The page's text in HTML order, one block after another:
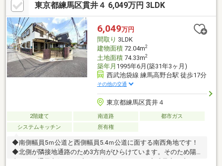
東京都練馬区貫井４ 6,049万円 3LDK
6,049万円
間取り 3LDK
建物面積72.04m2
土地面積74.33m2
築年月 1995年6月(築31年3ヶ月)
西武池袋線 練馬高野台駅 徒歩17分
その他の交通
東京都練馬区貫井４
2階建て 南道路
都市ガス
システムキッチン
所有権
◆南側幅員5ｍ公道と西側幅員5.4ｍ公道に面する南西角地です！
◆北側が隣接地通路のため3方向がひらけています。そのため陽